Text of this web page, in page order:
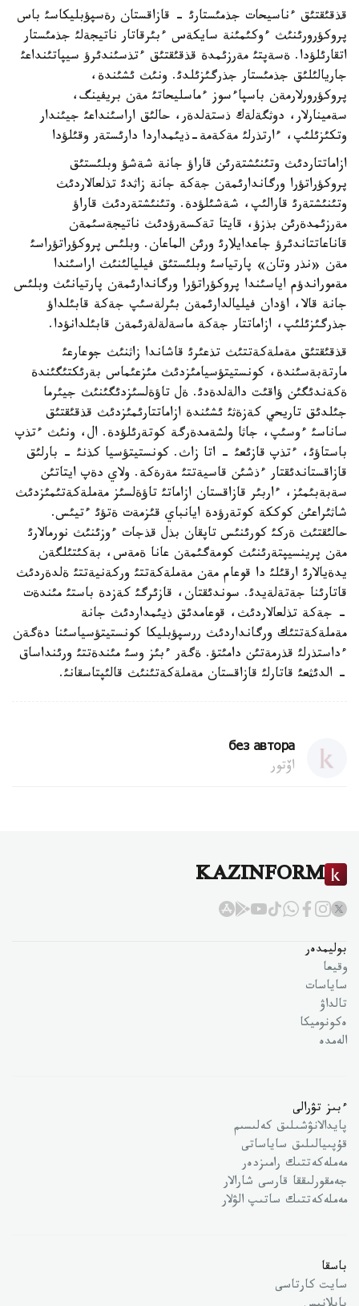
قذقئقتئق ءناسيحات جذمئستارئ - قازاقستان رةسپؤبليكاسئ باس
پروكؤرورئنئث ءوكئمئنة سايكةس ءبئرقاتار ناتيجةلئ جذمئستار
اتقارئلؤدا. ةسةپتئ مةرزئمدة قذقئقتئق ءتذسئندئرؤ سيپاتئنداعئ
جاريالئلئق جذمئستار جذرگئزئلدئ. ونئث ئشئندة،
پروكؤرورلارمةن باسپاءسوز ءماسليحاتئ مةن بريفينگ،
سةمينارلار، دوثگةلةك ذستةلدةر، حالئق اراسئنداعئ جيئندار
وتكئزئلئپ، ءارتذرلئ مةكةمة-ذيئمداردا دارئستةر وقئلؤدا
ازاماتتاردئث وتئنئشتةرئن قاراؤ جانة شةشؤ وبلئستئق
پروكؤراتؤرا ورگاندارئمةن جةكة جانة زاثدئ تذلعالاردئث
وتئنئشتةرئ قارالئپ، شةشئلؤدة. وتئنئشتةردئث قاراؤ
مةرزئمدةرئن بذزؤ، قايتا تةكسةرؤدئث ناتيجةسئمةن
قاناعاتتاندئرؤ جاعدايلارئ ورئن الماعان. وبلئس پروكؤراتؤراسئ
مةن «نذر وتان» پارتياسئ وبلئستئق فيليالئنئث اراسئندا
مةموراندؤم اياسئندا پروكؤراتؤرا ورگاندارئمةن پارتيانئث وبلئس
جانة قالا، اؤدان فيليالدارئمةن بئرلةسئپ جةكة قابئلداؤ
جذرگئزئلئپ، ازاماتتار جةكة ماسةلةلةرئمةن قابئلدانؤدا.
قذقئقتئق مةملةكةتتئث تذعئرئ قاشاندا زاثنئث جوعارعئ
مارتةبةسئندة، كونستيتؤسيامئزدئث مئزعئماس بةرئكتئگئندة
ةكةندئگئن ؤاقئت دالةلدةدئ. ةل تاؤةلسئزدئگئنئث جيئرما
جئلدئق تاريحي كةزةثئ ئشئندة ازاماتتارئمئزدئث قذقئقتئق
ساناسئ ءوسئپ، جاثا ولشةمدةرگة كوتةرئلؤدة. ال، ونئث ءتذپ
باستاؤئ، ءتذپ قازئعئ - اتا زاث. كونستيتؤسيا كذنئ - بارلئق
قازاقستاندئقتار ءذشئن قاسيةتتئ مةرةكة. ولاي دةپ ايتاتئن
سةبةبئمئز، ءاربئر قازاقستان ازاماتئ تاؤةلسئز مةملةكةتئمئزدئث
شاثئراعئن كوككة كوتةرؤدة ايانباي قئزمةت ةتؤئ ءتيئس.
حالئقتئث ةركئ كورئنئس تاپقان بذل قذجات ءوزئنئث نورمالارئ
مةن پرينسيپتةرئنئث كومةگئمةن عانا ةمةس، بةكئتئلگةن
يدةيالارئ ارقئلئ دا قوعام مةن مةملةكةتتئ وركةنيةتتئ ةلدةردئث
قاتارئنا جةتةلةيدئ. سوندئقتان، قازئرگئ كةزدة باستئ مئندةت
- جةكة تذلعالاردئث، قوعامدئق ذيئمداردئث جانة
مةملةكةتتئك ورگانداردئث ررسپؤبليكا كونستيتؤسياسئنا دةگةن
ءداستذرلئ قذرمةتئن دامئتؤ. ةگةر ءبئز وسئ مئندةتتئ ورئنداساق
- الدئثعئ قاتارلئ قازاقستان مةملةكةتئنئث قالئپتاسقانئ.
без автора
اۆتور
KAZINFORM
بوليمدەر
وقيعا
ساياسات
تالداۋ
ەكونوميكا
الەمدە
ءبىز تۋرالى
پايدالانۋشىلىق كەلىسىم
قۇپىيالىلىق ساياساتى
مەملەكەتتىك رامىزدەر
جەمقورلىققا قارسى شارالار
مەملەكەتتىك ساتىپ الۋلار
باسقا
سايت كارتاسى